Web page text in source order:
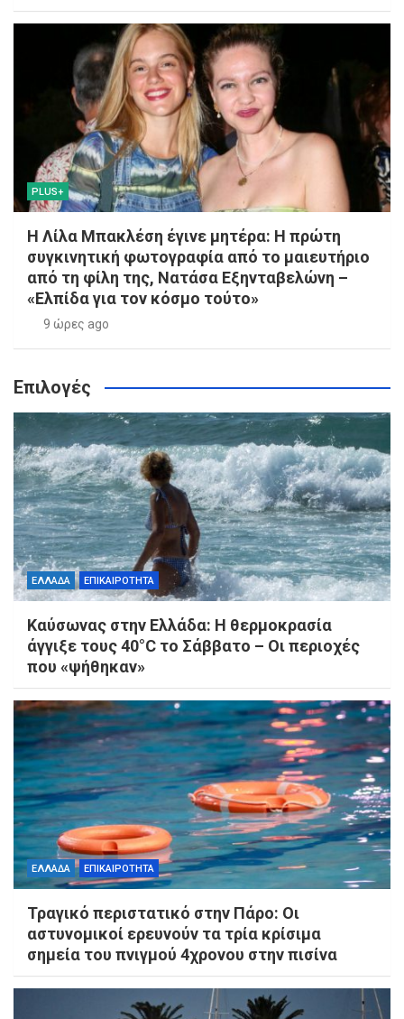
PLUS+
Η Λίλα Μπακλέση έγινε μητέρα: Η πρώτη
συγκινητική φωτογραφία από το μαιευτήριο
από τη φίλη της, Νατάσα Εξηνταβελώνη –
«Ελπίδα για τον κόσμο τούτο»
9 ώρες ago
Επιλογές
ΕΛΛΑΔΑ ΕΠΙΚΑΙΡΟΤΗΤΑ
Καύσωνας στην Ελλάδα: Η θερμοκρασία
άγγιξε τους 40°C το Σάββατο – Οι περιοχές
που «ψήθηκαν»
ΕΛΛΑΔΑ ΕΠΙΚΑΙΡΟΤΗΤΑ
Τραγικό περιστατικό στην Πάρο: Οι
αστυνομικοί ερευνούν τα τρία κρίσιμα
σημεία του πνιγμού 4χρονου στην πισίνα